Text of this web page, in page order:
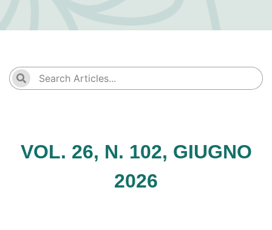
VOL. 26, N. 102, GIUGNO
2026